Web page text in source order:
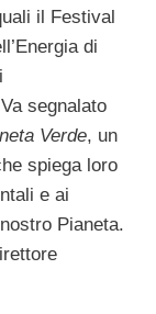
il Festival
di
segnalato
Verde, un
spiega loro
e ai
Pianeta.